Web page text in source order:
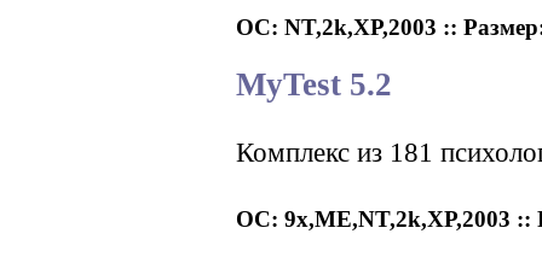
ОС: NT,2k,XP,2003 ::
MyTest 5.2
Комплекс из 181
ОС: 9x,ME,NT,2k,XP,2003 ::